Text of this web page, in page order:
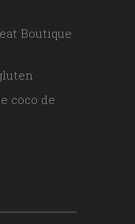
Boutique
coco de